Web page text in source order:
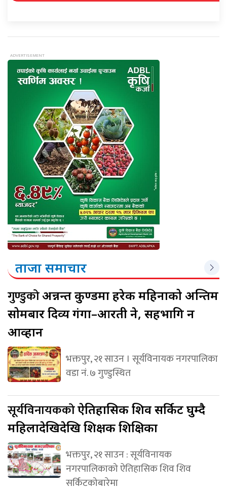
ताजा समाचार
गुण्डुकोअन्नन्त कुण्डमा हरेक महिनाको अन्तिम
सोमबार दिव्य गंगा–आरती हुने, सहभागि हुन
आव्हान
भक्तपुर, २१ साउन । सूर्यविनायक नगरपालिका
वडा नं. ७ गुण्डुस्थित
सूर्यविनायककोऐतिहासिक शिव सर्किट घुम्दै
महिलादेखिदेखि शिक्षक शिक्षिका
भक्तपुर, २१ साउन : सूर्यविनायक
नगरपालिकाको ऐतिहासिक शिव शिव
सर्किटकोबारेमा